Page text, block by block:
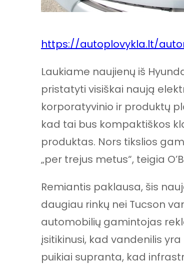
https://autoplovykla.lt/
Laukiame naujienų iš
pristatyti visiškai naują
korporatyvinio ir produktų
kad tai bus kompaktiškos
produktas. Nors tikslios
„per trejus metus“, teigia
Remiantis paklausa, šis
daugiau rinkų nei Tucson
automobilių gamintojas
įsitikinusi, kad vandenilis
puikiai supranta, kad